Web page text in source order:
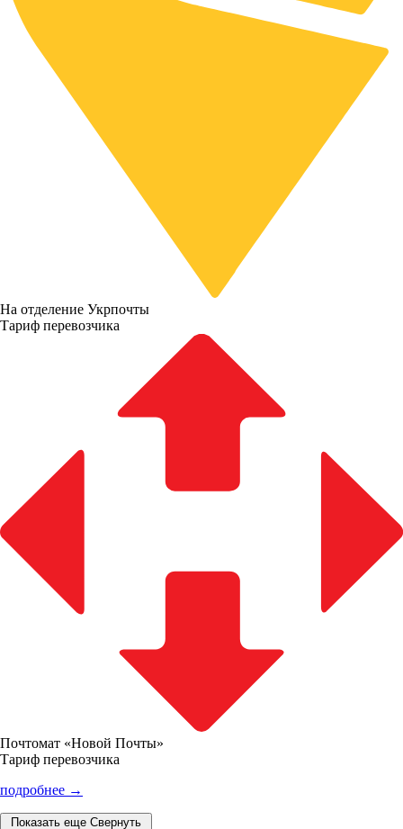
На отделение Укрпочты
Тариф перевозчика
Почтомат «Новой Почты»
Тариф перевозчика
подробнее →
Показать еще Свернуть